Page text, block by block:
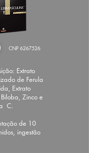
CNP 6267526
Extrato
de Ferula
Extrato
Zinco e
C.
de 10
ingestão